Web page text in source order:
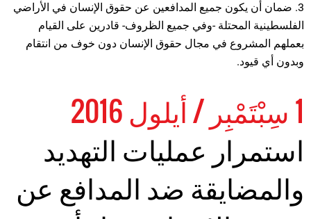
3. ضمان أن يكون جميع المدافعين عن حقوق الإنسان في الأراضي
الفلسطينية المحتلة -وفي جميع الظروف- قادرين على القيام
بعملهم المشروع في مجال حقوق الإنسان دون خوف من انتقام
وبدون أي قيود.
1 سِبْتَمْبِر / أيلول 2016
استمرار عمليات التهديد
والمضايقة ضد المدافع عن